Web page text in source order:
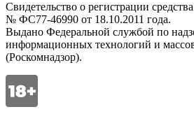
Свидетельство о регистрации
№ ФС77-46990 от 18.10.2011 года.
Выдано Федеральной службой по
информационных технологий и
(Роскомнадзор).